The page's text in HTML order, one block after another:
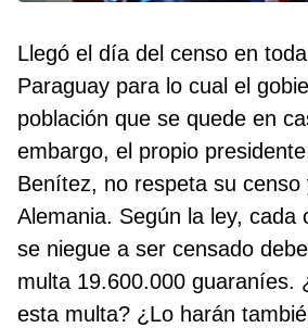
Llegó el día del censo en
Paraguay para lo cual el
población que se quede en
embargo, el propio
Benítez, no respeta su censo
Alemania. Según la ley, cada
se niegue a ser censado
multa 19.600.000 guaraníes.
esta multa? ¿Lo harán